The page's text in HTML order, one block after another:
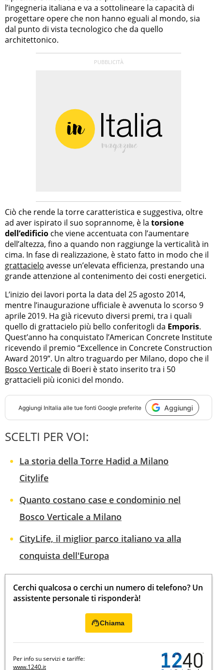
l’ingegneria italiana e va a sottolineare la capacità di
progettare opere che non hanno eguali al mondo, sia
dal punto di vista tecnologico che da quello
architettonico.
Ciò che rende la torre caratteristica e suggestiva, oltre
ad aver ispirato il suo soprannome, è la torsione
dell’edificio che viene accentuata con l’aumentare
dell’altezza, fino a quando non raggiunge la verticalità in
cima. In fase di realizzazione, è stato fatto in modo che il
grattacielo avesse un’elevata efficienza, prestando una
grande attenzione al contenimento dei costi energetici.
L’inizio dei lavori porta la data del 25 agosto 2014,
mentre l’inaugurazione ufficiale è avvenuta lo scorso 9
aprile 2019. Ha già ricevuto diversi premi, tra i quali
quello di grattacielo più bello conferitogli da Emporis.
Quest’anno ha conquistato l’American Concrete Institute
ricevendo il premio “Excellence in Concrete Construction
Award 2019”. Un altro traguardo per Milano, dopo che il
Bosco Verticale di Boeri è stato inserito tra i 50
grattacieli più iconici del mondo.
Aggiungi InItalia alle tue fonti Google preferite Aggiungi
SCELTI PER VOI:
La storia della Torre Hadid a Milano
Citylife
Quanto costano case e condominio nel
Bosco Verticale a Milano
CityLife, il miglior parco italiano va alla
conquista dell'Europa
Cerchi qualcosa o cerchi un numero di telefono? Un
assistente personale ti risponderà!
Chiama
Per info su servizi e tariffe:
www.1240.it